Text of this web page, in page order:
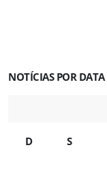
NOTÍCIAS POR DATA
D S